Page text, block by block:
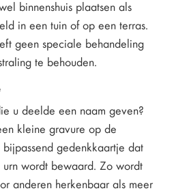
binnenshuis plaatsen als
in een tuin of op een terras.
geen speciale behandeling
te behouden.
u deelde een naam geven?
kleine gravure op de
gedenkkaartje dat
wordt bewaard. Zo wordt
anderen herkenbaar als meer